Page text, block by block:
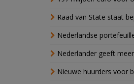
Raad van State staat
Nederlandse
Nederlander geeft
Nieuwe huurders voor